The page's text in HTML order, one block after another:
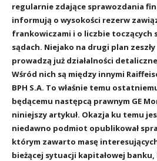
regularnie zdające sprawozdania
informują o wysokości rezerw
frankowiczami i o liczbie toczących
sądach. Niejako na drugi plan
prowadzą już działalności
Wśród nich są między innymi
BPH S.A. To właśnie temu
będącemu następcą prawnym GE
niniejszy artykuł. Okazja ku temu
niedawno podmiot opublikował
którym zawarto masę
bieżącej sytuacji kapitałowej